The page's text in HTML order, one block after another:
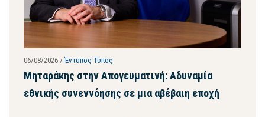
06/08/2026 /Έντυπος Τύπος
Μηταράκης στην Απογευματινή: Αδυναμία
εθνικής συνεννόησης σε μια αβέβαιη εποχή